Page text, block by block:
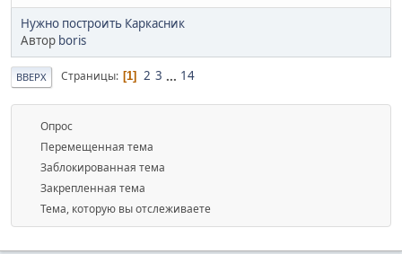
Нужно построить Каркасник
Автор boris
ВВЕРХ Страницы 1 2 3 ... 14
Опрос
Перемещенная тема
Заблокированная тема
Закрепленная тема
Тема, которую вы отслеживаете